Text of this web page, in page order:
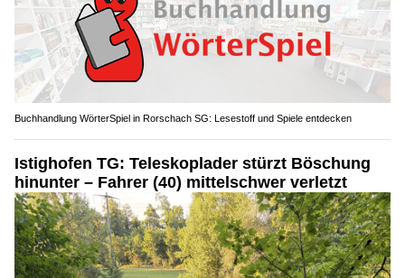
Buchhandlung WörterSpiel in Rorschach SG: Lesestoff und Spiele entdecken
Istighofen TG: Teleskoplader stürzt Böschung
hinunter – Fahrer (40) mittelschwer verletzt